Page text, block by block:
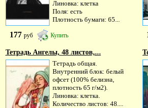
Линовка: клетка
Поля: есть
Плотность бумаги: 65...
177 руб Купить
Тетрадь Ангелы, 48 листов,...
Тетрадь общая.
Внутренний блок: белый
офсет (100% белизна,
плотность 65 г/м2).
Линовка: клетка.
Количество листов: 48....